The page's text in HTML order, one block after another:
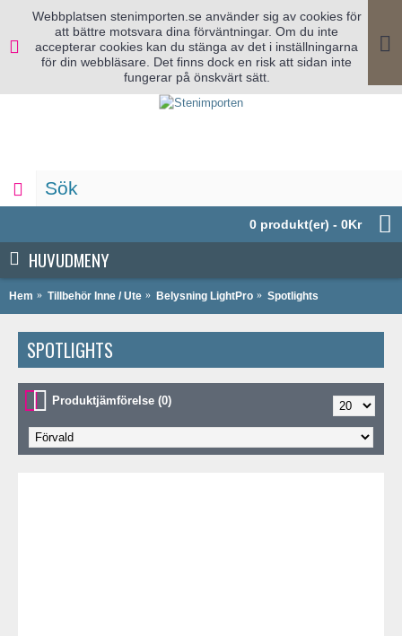
Webbplatsen stenimporten.se använder sig av cookies för
att bättre motsvara dina förväntningar. Om du inte
accepterar cookies kan du stänga av det i inställningarna
för din webbläsare. Det finns dock en risk att sidan inte
fungerar på önskvärt sätt.
0 produkt(er) - 0Kr
HUVUDMENY
Hem Tillbehör Inne / Ute Belysning LightPro Spotlights
SPOTLIGHTS
Produktjämförelse (0)